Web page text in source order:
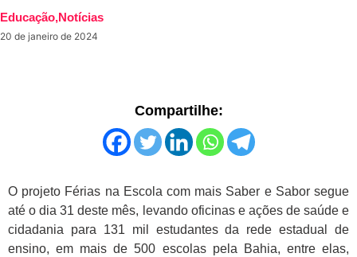
Educação,Notícias
20 de janeiro de 2024
Compartilhe:
O projeto Férias na Escola com mais Saber e Sabor segue
até o dia 31 deste mês, levando oficinas e ações de saúde e
cidadania para 131 mil estudantes da rede estadual de
ensino, em mais de 500 escolas pela Bahia, entre elas,